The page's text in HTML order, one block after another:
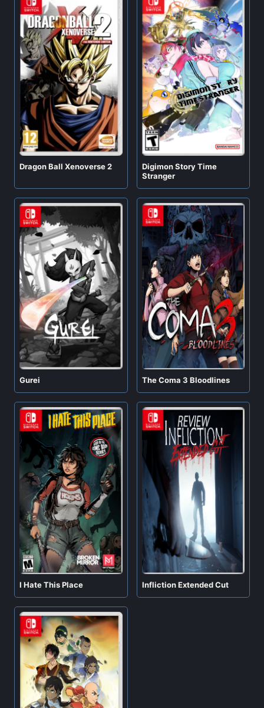
Dragon Ball Xenoverse 2
Digimon Story Time
Stranger
Gurei The Coma 3 Bloodlines
I Hate This Place Infliction Extended Cut